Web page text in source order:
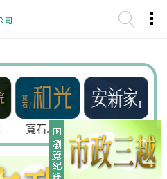
寬石.和光 安新家